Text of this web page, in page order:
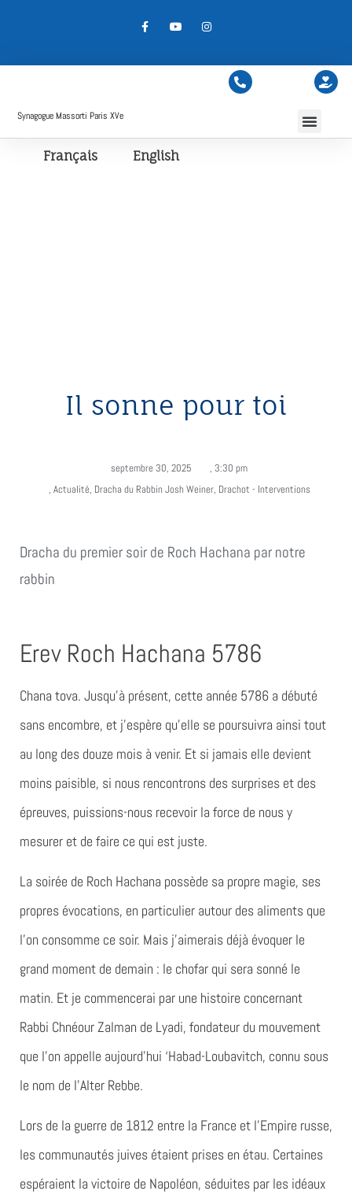
Synagogue Massorti Paris XVe
Français English
Il sonne pour toi
septembre 30, 2025 , 3:30 pm
, Actualité, Dracha du Rabbin Josh Weiner, Drachot - Interventions
Dracha du premier soir de Roch Hachana par notre
rabbin
Erev Roch Hachana 5786
Chana tova. Jusqu’à présent, cette année 5786 a débuté
sans encombre, et j’espère qu’elle se poursuivra ainsi tout
au long des douze mois à venir. Et si jamais elle devient
moins paisible, si nous rencontrons des surprises et des
épreuves, puissions-nous recevoir la force de nous y
mesurer et de faire ce qui est juste.
La soirée de Roch Hachana possède sa propre magie, ses
propres évocations, en particulier autour des aliments que
l’on consomme ce soir. Mais j’aimerais déjà évoquer le
grand moment de demain : le chofar qui sera sonné le
matin. Et je commencerai par une histoire concernant
Rabbi Chnéour Zalman de Lyadi, fondateur du mouvement
que l’on appelle aujourd’hui ‘Habad-Loubavitch, connu sous
le nom de l’Alter Rebbe.
Lors de la guerre de 1812 entre la France et l’Empire russe,
les communautés juives étaient prises en étau. Certaines
espéraient la victoire de Napoléon, séduites par les idéaux